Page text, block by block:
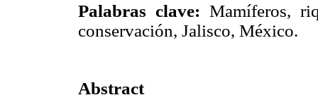
Palabras clave: Mamíferos,
conservación, Jalisco, México.
Abstract